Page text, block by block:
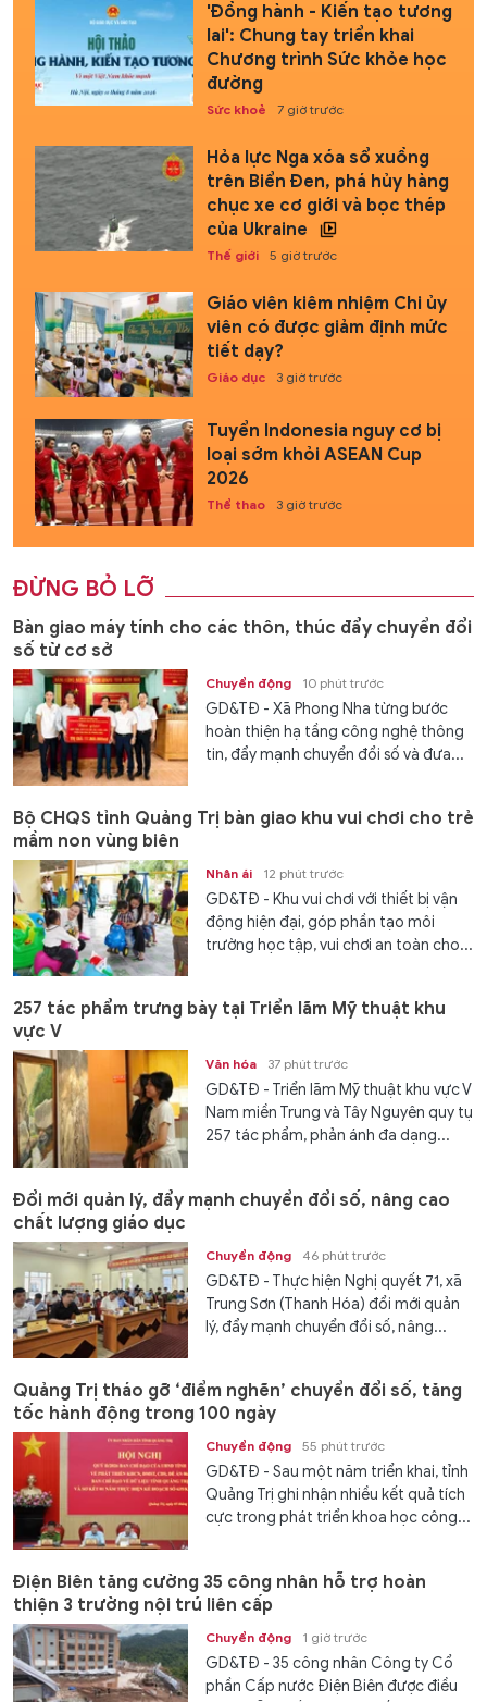
'Đồng hành - Kiến tạo tương
lai': Chung tay triển khai
Chương trình Sức khỏe học
đường
Sức khoẻ 7 giờ trước
Hỏa lực Nga xóa sổ xuồng
trên Biển Đen, phá hủy hàng
chục xe cơ giới và bọc thép
của Ukraine
Thế giới 5 giờ trước
Giáo viên kiêm nhiệm Chi ủy
viên có được giảm định mức
tiết dạy?
Giáo dục 3 giờ trước
Tuyển Indonesia nguy cơ bị
loại sớm khỏi ASEAN Cup
2026
Thể thao 3 giờ trước
ĐỪNG BỎ LỠ
Bàn giao máy tính cho các thôn, thúc đẩy chuyển đổi
số từ cơ sở
Chuyển động 10 phút trước
GD&TĐ - Xã Phong Nha từng bước
hoàn thiện hạ tầng công nghệ thông
tin, đẩy mạnh chuyển đổi số và đưa...
Bộ CHQS tỉnh Quảng Trị bàn giao khu vui chơi cho trẻ
mầm non vùng biên
Nhân ái 12 phút trước
GD&TĐ - Khu vui chơi với thiết bị vận
động hiện đại, góp phần tạo môi
trường học tập, vui chơi an toàn cho...
257 tác phẩm trưng bày tại Triển lãm Mỹ thuật khu
vực V
Văn hóa 37 phút trước
GD&TĐ - Triển lãm Mỹ thuật khu vực V
Nam miền Trung và Tây Nguyên quy tụ
257 tác phẩm, phản ánh đa dạng...
Đổi mới quản lý, đẩy mạnh chuyển đổi số, nâng cao
chất lượng giáo dục
Chuyển động 46 phút trước
GD&TĐ - Thực hiện Nghị quyết 71, xã
Trung Sơn (Thanh Hóa) đổi mới quản
lý, đẩy mạnh chuyển đổi số, nâng...
Quảng Trị tháo gỡ ‘điểm nghẽn’ chuyển đổi số, tăng
tốc hành động trong 100 ngày
Chuyển động 55 phút trước
GD&TĐ - Sau một năm triển khai, tỉnh
Quảng Trị ghi nhận nhiều kết quả tích
cực trong phát triển khoa học công...
Điện Biên tăng cường 35 công nhân hỗ trợ hoàn
thiện 3 trường nội trú liên cấp
Chuyển động 1 giờ trước
GD&TĐ - 35 công nhân Công ty Cổ
phần Cấp nước Điện Biên được điều